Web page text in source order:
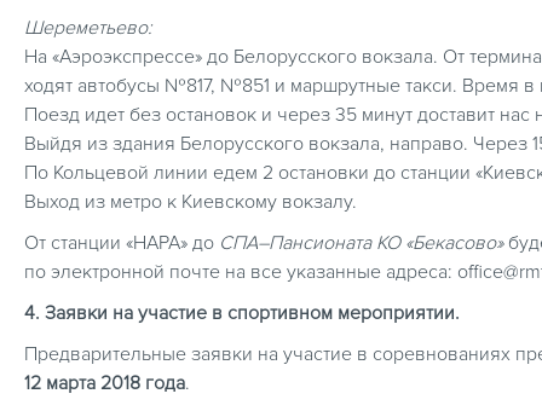
Шереметьево:
На «Аэроэкспрессе» до Белорусского вокзала. От
ходят автобусы №817, №851 и маршрутные такси. Время в
Поезд идет без остановок и через 35 минут доставит нас
Выйдя из здания Белорусского вокзала, направо. Через
По Кольцевой линии едем 2 остановки до станции
Выход из метро к Киевскому вокзалу.
От станции «НАРА» до СПА–Пансионата КО «Бекасово»
по электронной почте на все указанные адреса:
4. Заявки на участие в спортивном мероприятии.
Предварительные заявки на участие в соревнованиях
12 марта 2018 года.